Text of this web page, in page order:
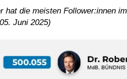
hat die meisten Follower:innen
Juni 2025)